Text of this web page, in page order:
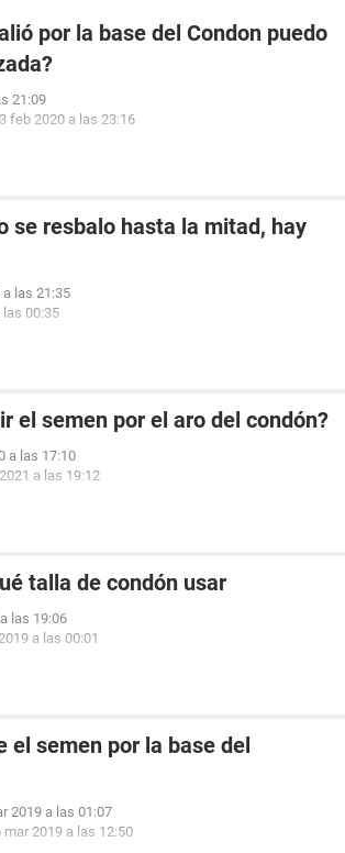
por la base del Condon puedo
21:09
feb 2020 a las 23:16
se resbalo hasta la mitad, hay
a las 21:35
las 00:35
el semen por el aro del condón?
a las 17:10
a las 19:12
talla de condón usar
las 19:06
a las 00:01
el semen por la base del
2019 a las 01:07
mar 2019 a las 12:50